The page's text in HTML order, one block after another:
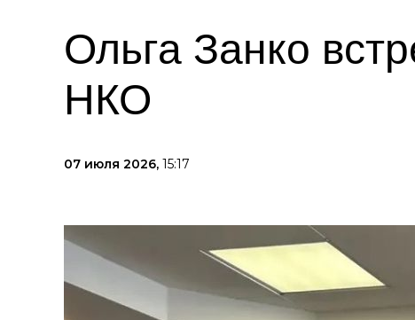
Ольга Занко
НКО
07 июля 2026, 15:17